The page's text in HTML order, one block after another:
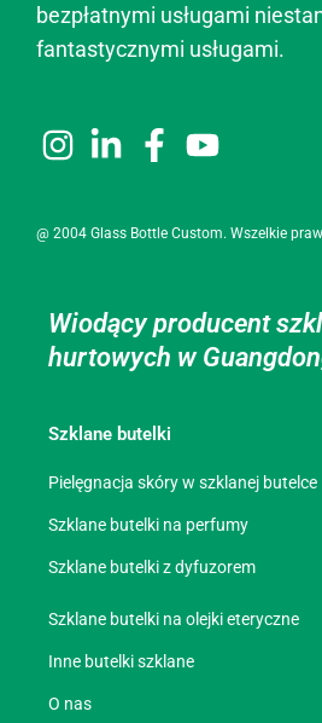
bezpłatnymi usługami
fantastycznymi usługami.
@ 2004 Glass Bottle Custom. Wszelkie
Wiodący producent
hurtowych w
Szklane butelki
Pielęgnacja skóry w szklanej butelce
Szklane butelki na perfumy
Szklane butelki z dyfuzorem
Szklane butelki na olejki eteryczne
Inne butelki szklane
O nas